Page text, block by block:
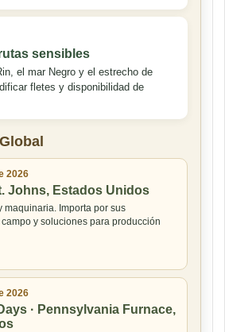
sensibles
el mar Negro y el estrecho de
fletes y disponibilidad de
2026
Johns, Estados Unidos
maquinaria. Importa por sus
y soluciones para producción
2026
· Pennsylvania Furnace,